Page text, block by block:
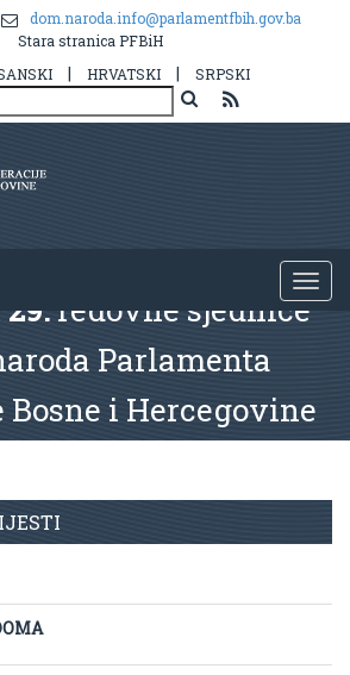
dom.naroda.info@parlamentfbih.gov.ba
Stara stranica PFBiH
| HRVATSKI | SRPSKI
29.redovne sjednice
Parlamenta
Bosne i Hercegovine